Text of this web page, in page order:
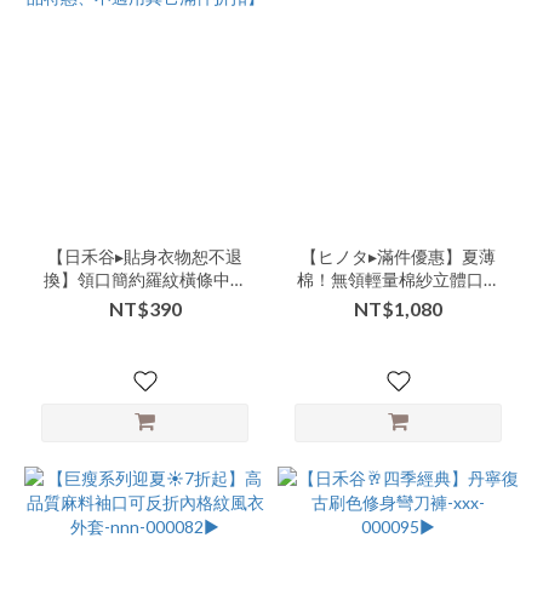
【日禾谷▸貼身衣物恕不退
換】領口簡約羅紋橫條中長
版小背心 | 共2色 -xxx-
000096▶【單品特惠、不適
NT$390
【ヒノタ▸滿件優惠】夏薄
棉！無領輕量棉紗立體口袋
防曬小外套-xxx-000085▶
NT$1,080